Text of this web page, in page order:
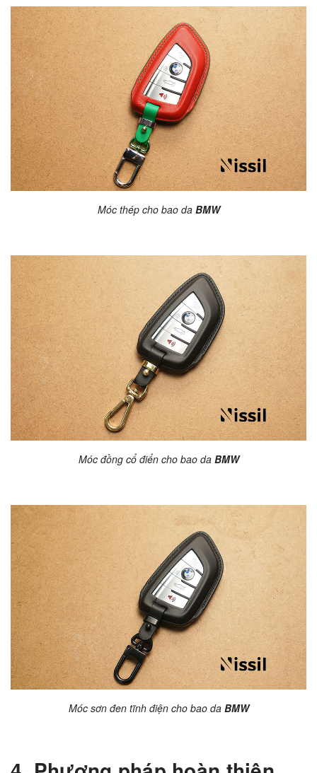
Móc thép cho bao da BMW
Móc đồng cổ điển cho bao da BMW
Móc sơn đen tĩnh điện cho bao da BMW